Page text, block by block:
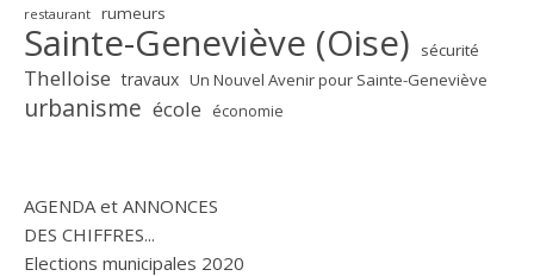
restaurant rumeurs
Sainte-Geneviève (Oise) sécurité
Thelloise travaux Un Nouvel Avenir pour Sainte-Geneviève
urbanisme école économie
AGENDA et ANNONCES
DES CHIFFRES...
Elections municipales 2020